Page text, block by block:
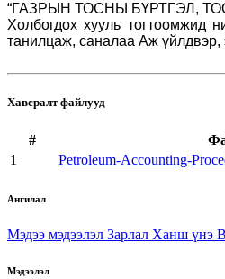
“ГАЗРЫН ТОСНЫ БҮРТГЭЛ,
Холбогдох хууль тогтоомжид
танилцаж, саналаа Аж үйлдвэр,
Хавсралт файлууд
#
1
Petroleum-Accounting-
Ангилал
Мэдээ мэдээлэл Зарлал Ханш үнэ
Мэдээлэл